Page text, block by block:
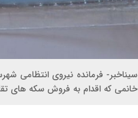
سیناخبر- فرمانده نیروی انتظامی
خانمی که اقدام به فروش سکه های